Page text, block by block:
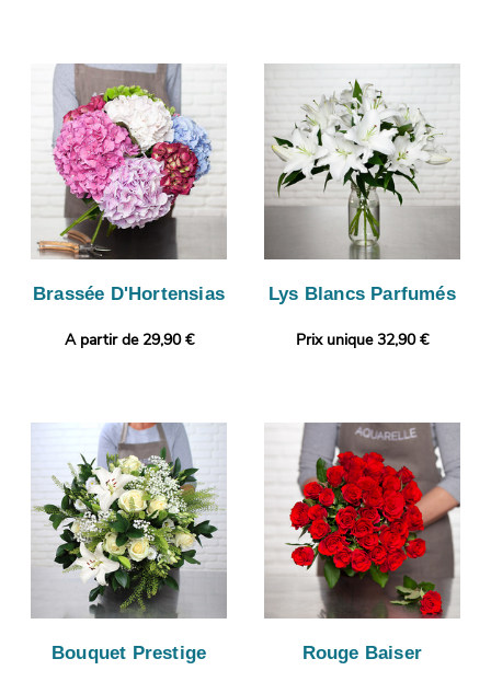
Brassée D'Hortensias
A partir de 29,90 €
Lys Blancs Parfumés
Prix unique 32,90 €
Bouquet Prestige Rouge Baiser